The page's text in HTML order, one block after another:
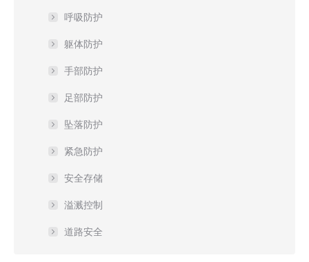
呼吸防护
躯体防护
手部防护
足部防护
坠落防护
紧急防护
安全存储
溢溅控制
道路安全